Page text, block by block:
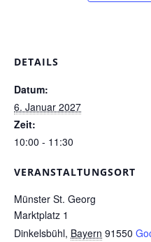
DETAILS
Datum:
6. Januar 2027
Zeit:
10:00 - 11:30
VERANSTALTUNGSORT
Münster St. Georg
Marktplatz 1
Dinkelsbühl, Bayern 91550